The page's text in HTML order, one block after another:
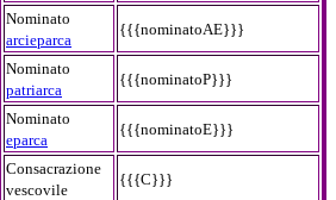
Nominato
arcieparca
{{{nominatoAE}}}
Nominato
patriarca
{{{nominatoP}}}
Nominato
eparca
{{{nominatoE}}}
Consacrazione
vescovile
{{{C}}}